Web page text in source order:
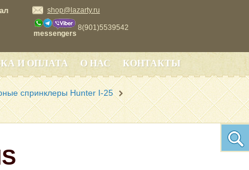
shop@lazarty.ru
messengers
8(901)5539542
И ОПЛАТА О НАС КОНТАКТЫ
спринклеры Hunter I-25